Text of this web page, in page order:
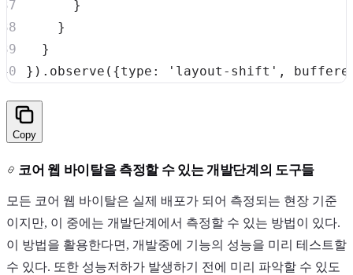
}
}
}
} ) . observe ( {type : 'layout-shift' ,
Copy
코어 웹 바이탈을 측정할 수 있는 개발단계의 도구들
모든 코어 웹 바이탈은 실제 배포가 되어 측정되는 현장 기준
이지만, 이 중에는 개발단계에서 측정할 수 있는 방법이 있다.
이 방법을 활용한다면, 개발중에 기능의 성능을 미리 테스트할
수 있다. 또한 성능저하가 발생하기 전에 미리 파악할 수 있도